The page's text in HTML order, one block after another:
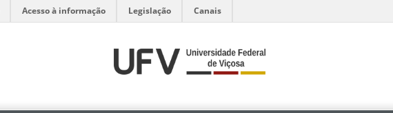
Acesso à informação Legislação Canais